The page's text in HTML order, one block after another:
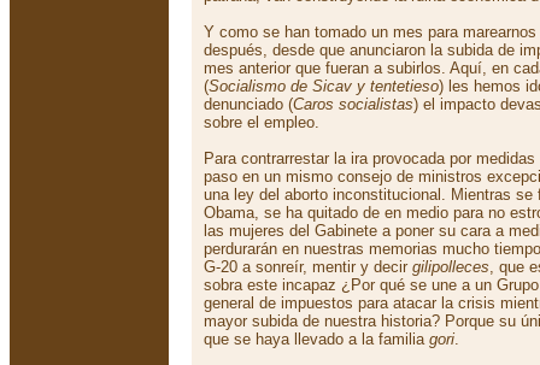
Y como se han tomado un mes para
después, desde que anunciaron la subida de
mes anterior que fueran a subirlos. Aquí, en
(Socialismo de Sicav y tentetieso) les hemos
denunciado (Caros socialistas) el impacto
sobre el empleo.
Para contrarrestar la ira provocada por
paso en un mismo consejo de ministros
una ley del aborto inconstitucional. Mientras
Obama, se ha quitado de en medio para no
las mujeres del Gabinete a poner su cara a
perdurarán en nuestras memorias mucho
G-20 a sonreír, mentir y decir gilipolleces, que
sobra este incapaz ¿Por qué se une a un
general de impuestos para atacar la crisis
mayor subida de nuestra historia? Porque su
que se haya llevado a la familia gori.